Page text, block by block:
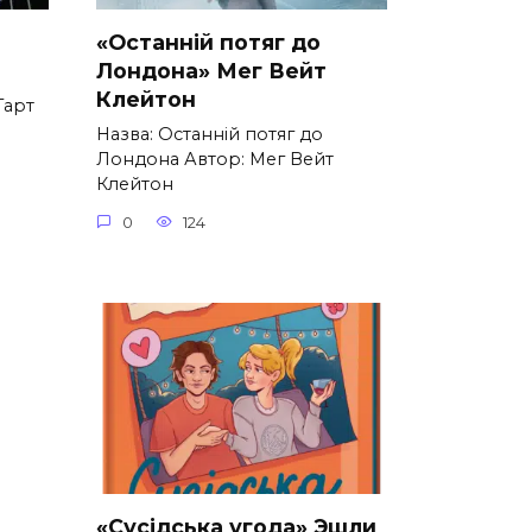
«Останній потяг до
Лондона» Мег Вейт
Клейтон
Назва: Останній потяг до
Лондона Автор: Мег Вейт
Клейтон
0 124
«Сусідська угода» Эшли